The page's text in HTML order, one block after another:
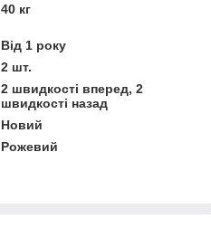
40 кг
Від 1 року
2 шт.
2 швидкості вперед, 2
швидкості назад
Новий
Рожевий